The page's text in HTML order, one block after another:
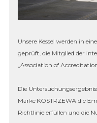
Unsere Kessel werden in
geprüft, die Mitglied der
„Association of
Die
Marke KOSTRZEWA die
Richtlinie erfüllen und die